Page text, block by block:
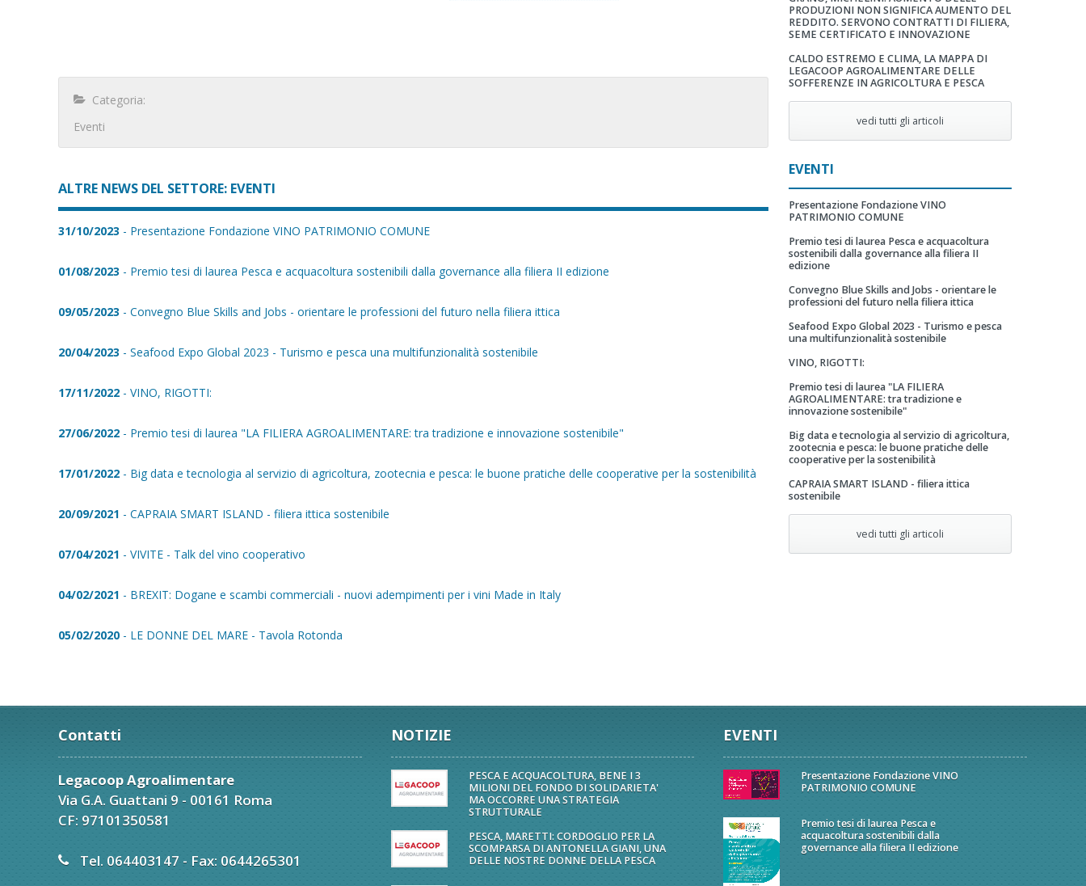
Categoria:
Eventi
ALTRE NEWS DEL SETTORE: EVENTI
31/10/2023 - Presentazione Fondazione VINO PATRIMONIO COMUNE
01/08/2023 - Premio tesi di laurea Pesca e acquacoltura sostenibili dalla governance alla filiera II edizione
09/05/2023 - Convegno Blue Skills and Jobs - orientare le professioni del futuro nella filiera ittica
20/04/2023 - Seafood Expo Global 2023 - Turismo e pesca una multifunzionalità sostenibile
17/11/2022 - VINO, RIGOTTI:
27/06/2022 - Premio tesi di laurea "LA FILIERA AGROALIMENTARE: tra tradizione e innovazione sostenibile"
17/01/2022 - Big data e tecnologia al servizio di agricoltura, zootecnia e pesca: le buone pratiche delle cooperative per la sostenibilità
20/09/2021 - CAPRAIA SMART ISLAND - filiera ittica sostenibile
07/04/2021 - VIVITE - Talk del vino cooperativo
04/02/2021 - BREXIT: Dogane e scambi commerciali - nuovi adempimenti per i vini Made in Italy
05/02/2020 - LE DONNE DEL MARE - Tavola Rotonda
PRODUZIONI NON SIGNIFICA AUMENTO DEL
REDDITO. SERVONO CONTRATTI DI FILIERA,
SEME CERTIFICATO E INNOVAZIONE
CALDO ESTREMO E CLIMA, LA MAPPA DI
LEGACOOP AGROALIMENTARE DELLE
SOFFERENZE IN AGRICOLTURA E PESCA
vedi tutti gli articoli
EVENTI
Presentazione Fondazione VINO
PATRIMONIO COMUNE
Premio tesi di laurea Pesca e acquacoltura
sostenibili dalla governance alla filiera II
edizione
Convegno Blue Skills and Jobs - orientare le
professioni del futuro nella filiera ittica
Seafood Expo Global 2023 - Turismo e pesca
una multifunzionalità sostenibile
VINO, RIGOTTI:
Premio tesi di laurea "LA FILIERA
AGROALIMENTARE: tra tradizione e
innovazione sostenibile"
Big data e tecnologia al servizio di agricoltura,
zootecnia e pesca: le buone pratiche delle
cooperative per la sostenibilità
CAPRAIA SMART ISLAND - filiera ittica
sostenibile
vedi tutti gli articoli
Contatti
Legacoop Agroalimentare
Via G.A. Guattani 9 - 00161 Roma
CF: 97101350581
Tel. 064403147 - Fax: 0644265301
NOTIZIE
PESCA E ACQUACOLTURA, BENE I 3
MILIONI DEL FONDO DI SOLIDARIETA'
MA OCCORRE UNA STRATEGIA
STRUTTURALE
PESCA, MARETTI: CORDOGLIO PER LA
SCOMPARSA DI ANTONELLA GIANI, UNA
DELLE NOSTRE DONNE DELLA PESCA
EVENTI
Presentazione Fondazione VINO
PATRIMONIO COMUNE
Premio tesi di laurea Pesca e
acquacoltura sostenibili dalla
governance alla filiera II edizione